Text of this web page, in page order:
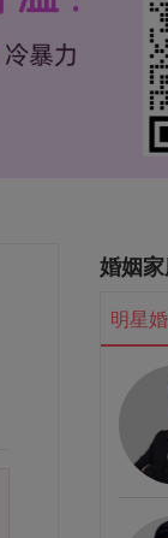
婚姻
明星